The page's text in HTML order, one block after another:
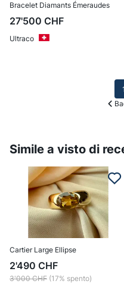
Bracelet Diamants Émeraudes
27'500 CHF
Ultraco
1
Simile a visto di
Cartier Large Ellipse
2'490 CHF
3'000 CHF (17% spento)